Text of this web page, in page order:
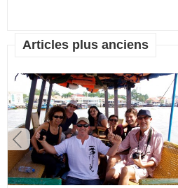
Articles plus anciens